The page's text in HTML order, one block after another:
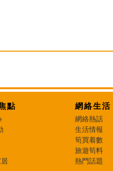
點 網絡生活
網絡熱話
生活情報
筍買着數
旅遊筍料
熱門話題